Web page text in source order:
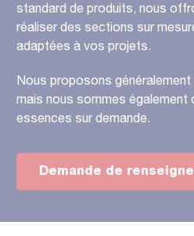
standard de produits, nous
réaliser des sections sur
adaptées à vos projets.
Nous proposons généralement
mais nous sommes également
essences sur demande.
Demande de